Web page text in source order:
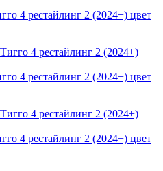
4 рестайлинг 2 (2024+) цвет
4 рестайлинг 2 (2024+) цвет
4 рестайлинг 2 (2024+) цвет